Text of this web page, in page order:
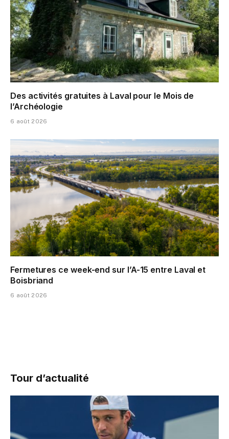
Des activités gratuites à Laval pour le Mois de
l’Archéologie
6 août 2026
Fermetures ce week-end sur l’A-15 entre Laval et
Boisbriand
6 août 2026
Tour d’actualité